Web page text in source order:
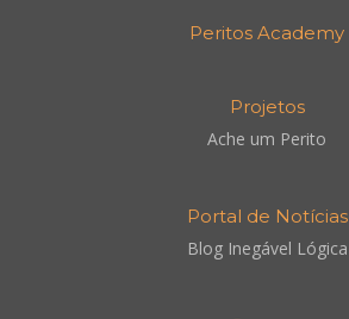
Peritos Academy
Projetos
Ache um Perito
Portal de Notícias
Blog Inegável Lógica